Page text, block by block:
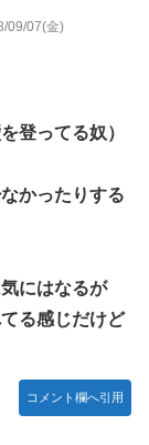
09/07(金)
登ってる奴）
かったりする
にはなるが
る感じだけど
コメント欄へ引用